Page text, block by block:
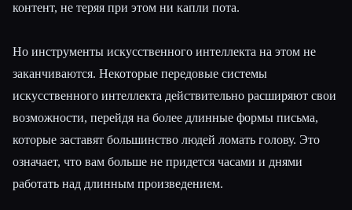
контент, не теряя при этом ни капли пота.
Но инструменты искусственного интеллекта на этом не
заканчиваются. Некоторые передовые системы
искусственного интеллекта действительно расширяют свои
возможности, перейдя на более длинные формы письма,
которые заставят большинство людей ломать голову. Это
означает, что вам больше не придется часами и днями
работать над длинным произведением.